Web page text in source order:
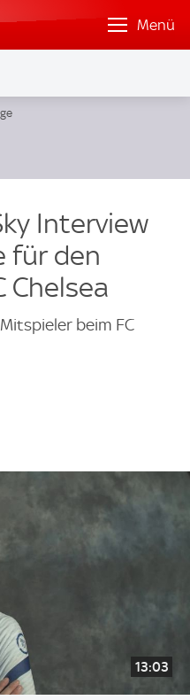
Menü
Interview
für den
Chelsea
beim FC
13:03